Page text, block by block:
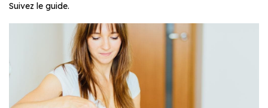
Suivez le guide.